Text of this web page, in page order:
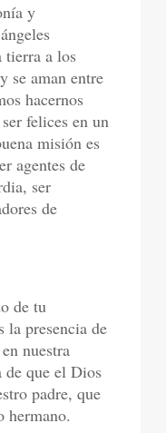
y
tierra a los
se aman entre
hacernos
felices en un
misión es
agentes de
ser
de
de tu
la presencia de
nuestra
de que el Dios
padre, que
hermano.